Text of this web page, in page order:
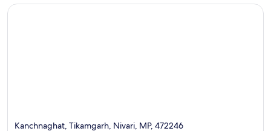
Kanchnaghat, Tikamgarh, Nivari, MP, 472246